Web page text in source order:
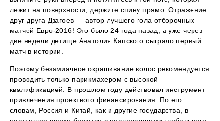
лежит на поверхности, держите спину прямо. Отражение
друг друга Дзагоев — автор лучшего гола отборочных
матчей Евро-2016! Это было 24 года назад, а уже через
две недели детище Анатолия Капского сыграло первый
матч в истории.
Поэтому безамиачное окрашивание волос рекомендуется
проводить только парикмахером с высокой
квалификацией. В прошлом году действовал инструмент
привлечения проектного финансирования. По его
словам, Россия и Китай, как и другие государства, в